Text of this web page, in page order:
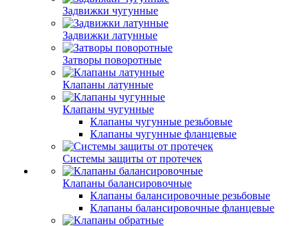
Задвижки чугунные
Задвижки латунные
Затворы поворотные
Клапаны латунные
Клапаны чугунные
Клапаны чугунные резьбовые
Клапаны чугунные фланцевые
Системы защиты от протечек
Клапаны балансировочные
Клапаны балансировочные резьбовые
Клапаны балансировочные фланцевые